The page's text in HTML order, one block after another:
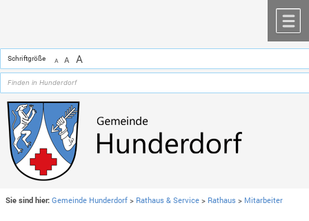
Schriftgröße A A A
Sie sind hier: Gemeinde Hunderdorf > Rathaus & Service > Rathaus > Mitarbeiter